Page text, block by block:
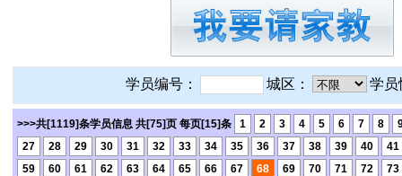
学员编号： 城区： 学员
>>>共[1119]条学员信息 共[75]页 每页[15]条 1 2 3 4 5 6 7 8
27
28 29 30 31 32 33 34 35 36 37 38 39 40
41
59
60 61 62 63 64 65 66 67 68 69 70 71 72 73